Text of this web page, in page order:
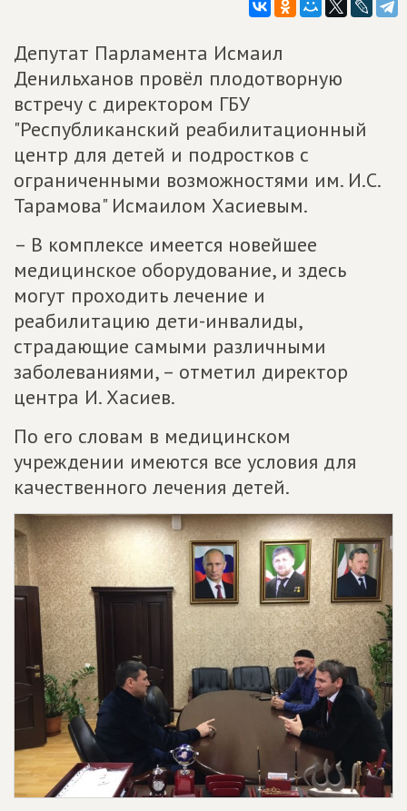
Депутат Парламента Исмаил
Денильханов провёл плодотворную
встречу с директором ГБУ
"Республиканский реабилитационный
центр для детей и подростков с
ограниченными возможностями им. И.С.
Тарамова" Исмаилом Хасиевым.
– В комплексе имеется новейшее
медицинское оборудование, и здесь
могут проходить лечение и
реабилитацию дети-инвалиды,
страдающие самыми различными
заболеваниями, – отметил директор
центра И. Хасиев.
По его словам в медицинском
учреждении имеются все условия для
качественного лечения детей.